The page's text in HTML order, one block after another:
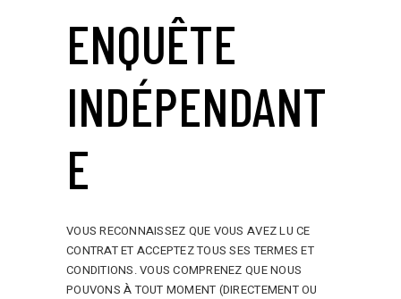
ENQUÊTE
INDÉPENDANT
E
VOUS RECONNAISSEZ QUE VOUS AVEZ LU CE
CONTRAT ET ACCEPTEZ TOUS SES TERMES ET
CONDITIONS. VOUS COMPRENEZ QUE NOUS
POUVONS À TOUT MOMENT (DIRECTEMENT OU